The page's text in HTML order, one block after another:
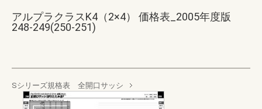
アルプラクラスK4（2×4） 価格表_2005年度版
248-249(250-251)
Sシリーズ規格表 全開口サッシ